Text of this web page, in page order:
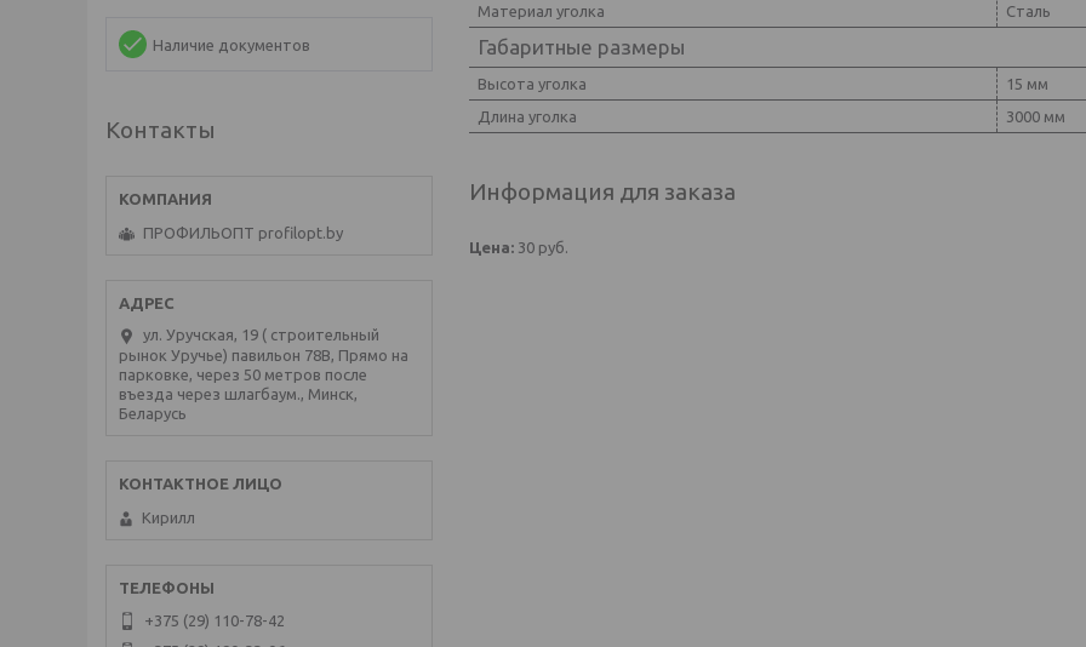
Материал уголка
Сталь
Габаритные размеры
Высота уголка
15 мм
Длина уголка
3000 мм
Информация для заказа
Цена: 30 руб.
Наличие документов
Контакты
ПРОФИЛЬОПТ profilopt.by
ул. Уручская, 19 ( строительный
рынок Уручье) павильон 78В, Прямо на
парковке, через 50 метров после
въезда через шлагбаум., Минск,
Беларусь
Кирилл
+375 (29) 110-78-42